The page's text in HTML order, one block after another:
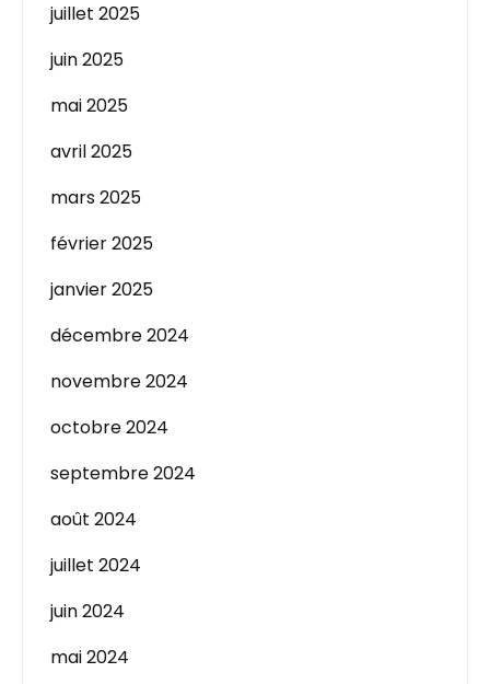
juillet 2025
juin 2025
mai 2025
avril 2025
mars 2025
février 2025
janvier 2025
décembre 2024
novembre 2024
octobre 2024
septembre 2024
août 2024
juillet 2024
juin 2024
mai 2024